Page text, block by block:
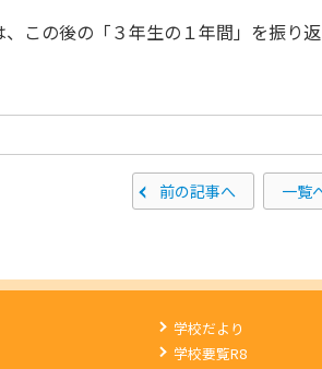
この後の「３年生の１年間」を振り
前の記事へ 一覧
学校だより
学校要覧R8